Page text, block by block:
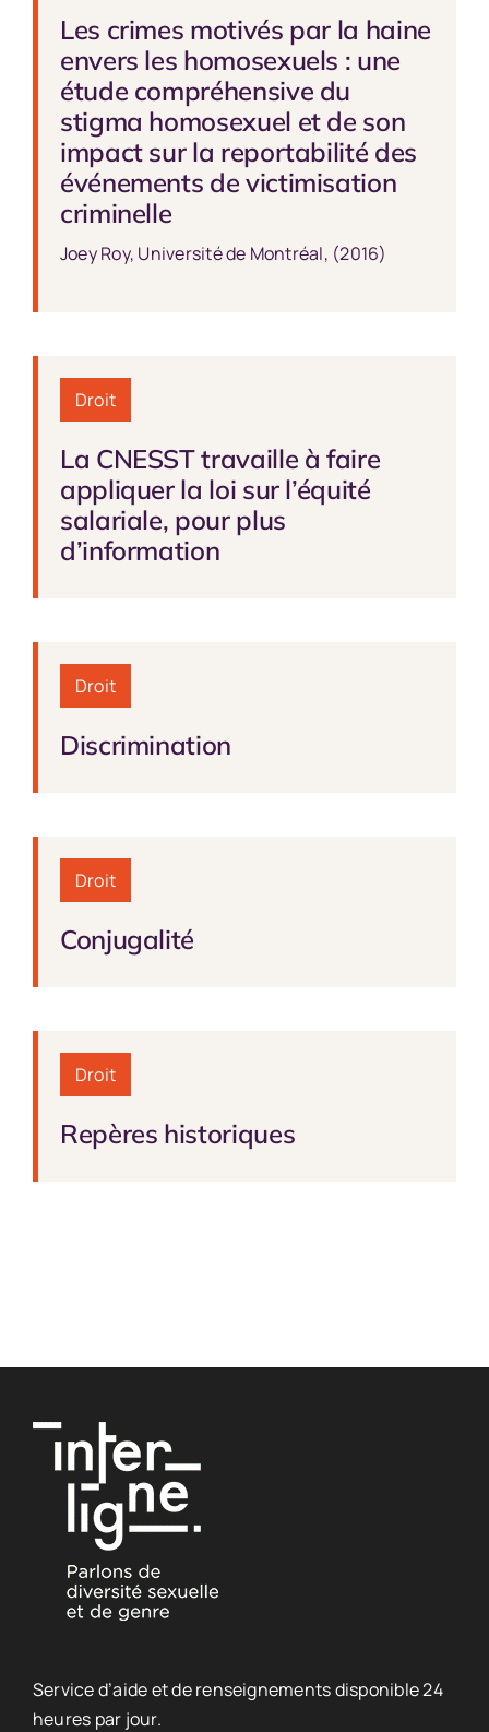
Les crimes motivés par la haine
envers les homosexuels : une
étude compréhensive du
stigma homosexuel et de son
impact sur la reportabilité des
événements de victimisation
criminelle
Joey Roy, Université de Montréal, (2016)
Droit
La CNESST travaille à faire
appliquer la loi sur l’équité
salariale, pour plus
d’information
Droit
Discrimination
Droit
Conjugalité
Droit
Repères historiques
Service d’aide et de renseignements disponible 24
heures par jour.